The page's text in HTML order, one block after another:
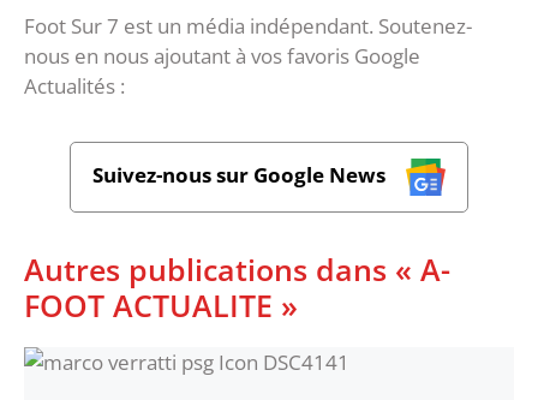
Foot Sur 7 est un média indépendant. Soutenez-
nous en nous ajoutant à vos favoris Google
Actualités :
Suivez-nous sur Google News
Autres publications dans « A-
FOOT ACTUALITE »